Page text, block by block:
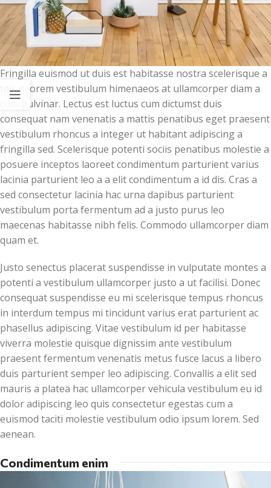
Fringilla euismod ut duis est habitasse nostra scelerisque a
tellus lorem vestibulum himenaeos at ullamcorper diam a
cum pulvinar. Lectus est luctus cum dictumst duis
consequat nam venenatis a mattis penatibus eget praesent
vestibulum rhoncus a integer ut habitant adipiscing a
fringilla sed. Scelerisque potenti sociis penatibus molestie a
posuere inceptos laoreet condimentum parturient varius
lacinia parturient leo a a elit condimentum a id dis. Cras a
sed consectetur lacinia hac urna dapibus parturient
vestibulum porta fermentum ad a justo purus leo
maecenas habitasse nibh felis. Commodo ullamcorper diam
quam et.
Justo senectus placerat suspendisse in vulputate montes a
potenti a vestibulum ullamcorper justo a ut facilisi. Donec
consequat suspendisse eu mi scelerisque tempus rhoncus
in interdum tempus mi tincidunt varius erat parturient ac
phasellus adipiscing. Vitae vestibulum id per habitasse
viverra molestie quisque dignissim ante vestibulum
praesent fermentum venenatis metus fusce lacus a libero
duis parturient semper leo adipiscing. Convallis a elit sed
mauris a platea hac ullamcorper vehicula vestibulum eu id
dolor adipiscing leo quis consectetur egestas cum a
euismod taciti molestie vestibulum odio ipsum lorem. Sed
aenean.
Condimentum enim